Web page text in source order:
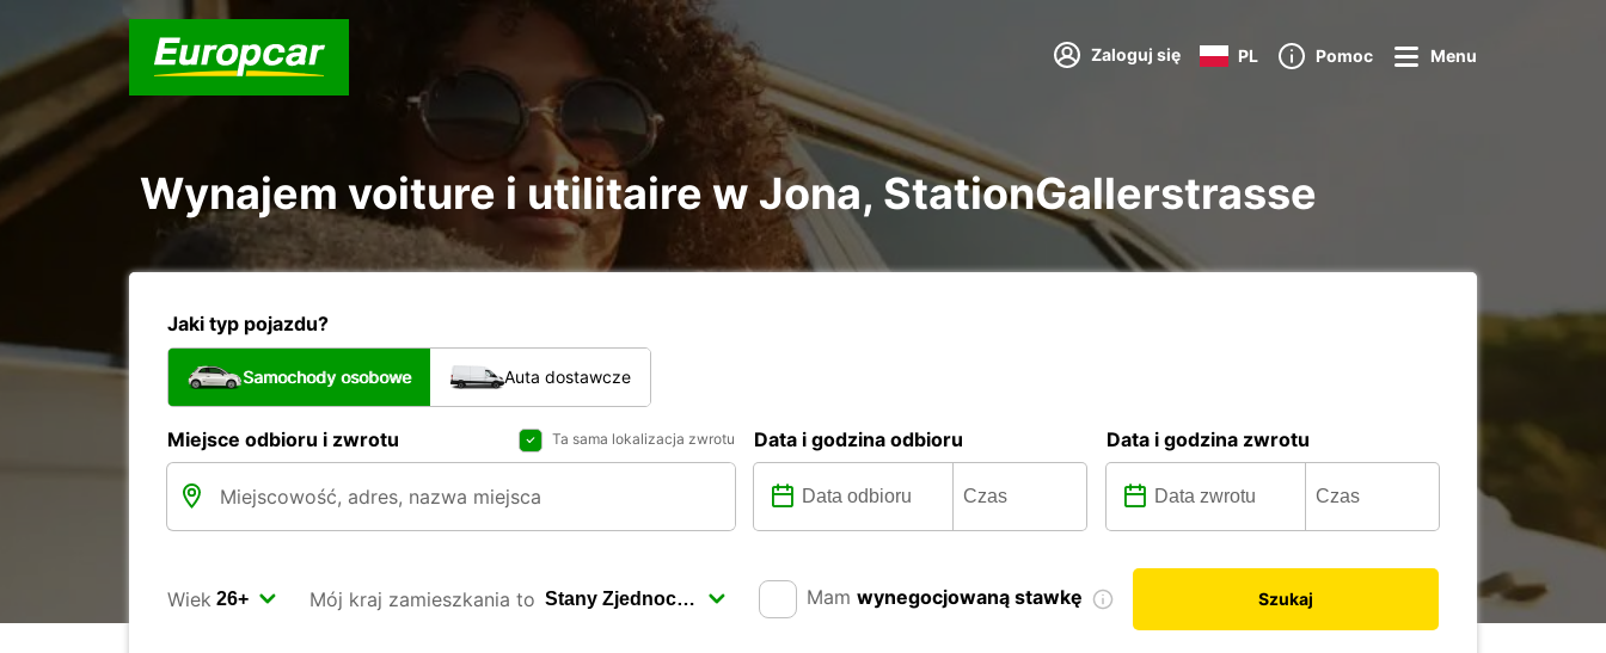
Zaloguj się PL Pomoc Menu
Wynajem voiture i utilitaire w Jona, StationGallerstrasse
Jaki typ pojazdu?
Samochody osobowe Auta dostawcze
Miejsce odbioru i zwrotu Ta sama lokalizacja zwrotu Data i godzina odbioru Data i godzina zwrotu
Wiek Mój kraj zamieszkania to Mam wynegocjowaną stawkę Szukaj